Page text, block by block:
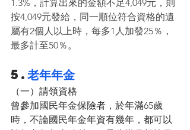
1.3%，計算出來的金額不足4,049元，則
按4,049元發給，同一順位符合資格的遺
屬有2個人以上時，每多1人加發25％，
最多計至50％。
5.老年年金
（一）請領資格
曾參加國民年金保險者，於年滿65歲
時，不論國民年金年資有幾年，都可以